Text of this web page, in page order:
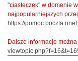
"ciasteczek" w domenie
najpopularniejszych
https://
Dalsze informacje